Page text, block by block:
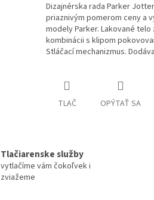
Dizajnérska rada Parker
priaznivým pomerom ceny a
modely Parker. Lakované
kombinácii s klipom
Stláčací mechanizmus.
TLAČ OPÝTAŤ SA
Tlačiarenske služby
vytlačíme vám čokoľvek i
zviažeme